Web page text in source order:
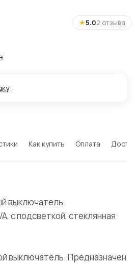
★5.02 отзыва
Как купить Оплата
выключатель
с подсветкой, стеклянная
выключатель. Предназначен